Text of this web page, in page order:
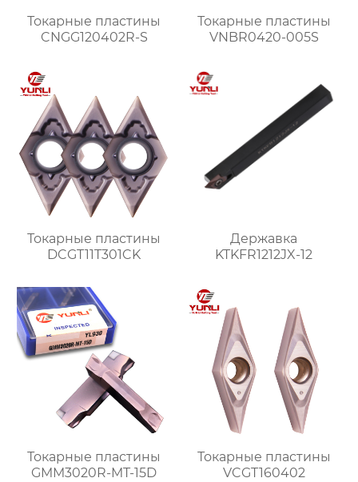
Токарные пластины
CNGG120402R-S
Токарные пластины
VNBR0420-005S
Токарные пластины
DCGT11T301CK
Державка
KTKFR1212JX-12
Токарные пластины
GMM3020R-MT-15D
Токарные пластины
VCGT160402